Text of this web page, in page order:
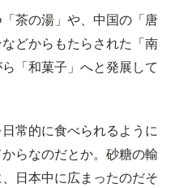
茶の湯」や、中国の「唐
どからもたらされた「南
「和菓子」へと発展して
常的に食べられるように
らなのだとか。砂糖の輸
日本中に広まったのだそ